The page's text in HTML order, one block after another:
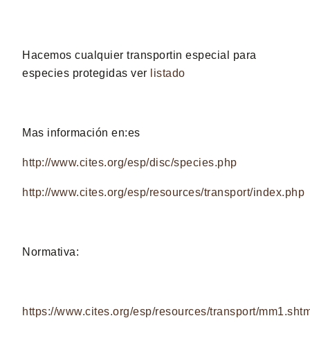
Hacemos cualquier transportin especial para
especies protegidas ver
listado
Mas información en:es
http://www.cites.org/esp/disc/species.php
http://www.cites.org/esp/resources/transport/index.php
Normativa:
https://www.cites.org/esp/resources/transport/